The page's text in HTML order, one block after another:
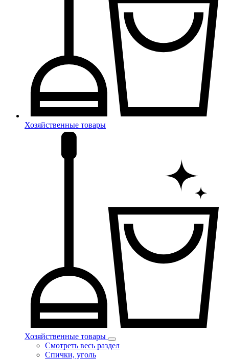
Хозяйственные товары
Хозяйственные товары
Смотреть весь раздел
Спички, уголь